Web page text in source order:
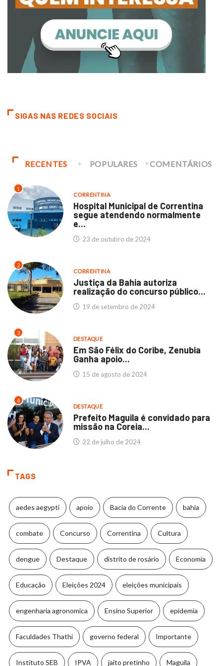
SIGAS NAS REDES SOCIAIS
RECENTES POPULARES COMENTÁRIOS
1
CORRENTINA
Hospital Municipal de Correntina
segue atendendo normalmente
e...
23 de outubro de 2024
2
CORRENTINA
Justiça da Bahia autoriza
realização do concurso público...
19 de setembro de 2024
3
DESTAQUE
Em São Félix do Coribe, Zenubia
Ganha apoio...
15 de agosto de 2024
4
DESTAQUE
Prefeito Maguila é convidado para
missão na Coreia...
22 de julho de 2024
TAGS
aedes aegypti apoio Bacia do Corrente bahia
combate Concurso Correntina Cultura
dengue Destaque distrito de rosário Economia
Educação Eleições 2024 eleições municipais
engenharia agronomica Ensino Superior epidemia
Faculdades Thathi governo federal Importante
Instituto SEB IPVA jaito pretinho Maguila